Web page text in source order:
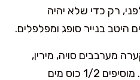
דקות לפני, רק כדי שלא יהיה
היטב בנייר סופג ומפלפלים.
מערבבים סויה, מירין,
דבש/סילאן, שום וג׳ינג׳ר. מוסיפים 1/2 כוס מים